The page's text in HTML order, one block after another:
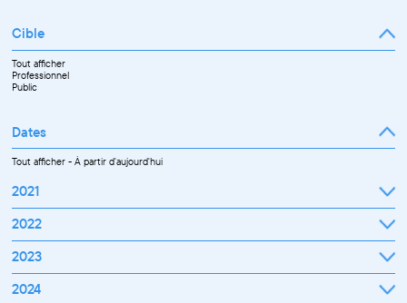
Cible
Tout afficher
Professionnel
Public
Dates
Tout afficher-À partir d'aujourd'hui
2021
Septembre
Novembre
Décembre
2022
Janvier
Mars
Avril
2023
Janvier
2024